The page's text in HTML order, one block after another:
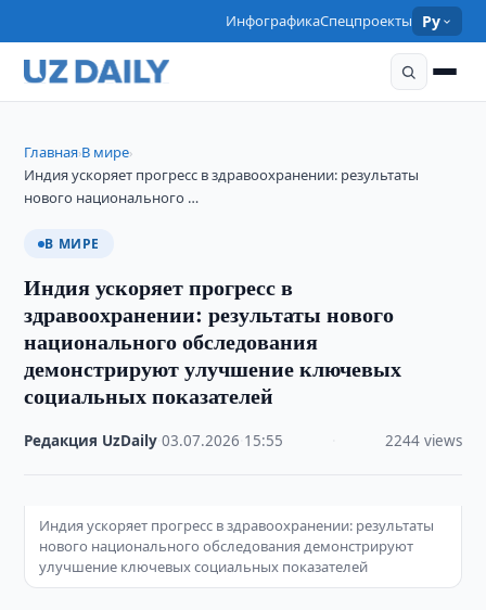
ИнфографикаСпецпроекты Ру
Главная›В мире›
Индия ускоряет прогресс в здравоохранении: результаты
нового национального …
В МИРЕ
Индия ускоряет прогресс в
здравоохранении: результаты нового
национального обследования
демонстрируют улучшение ключевых
социальных показателей
Редакция UzDaily ·03.07.2026 15:55 2244 views
Индия ускоряет прогресс в здравоохранении: результаты
нового национального обследования демонстрируют
улучшение ключевых социальных показателей